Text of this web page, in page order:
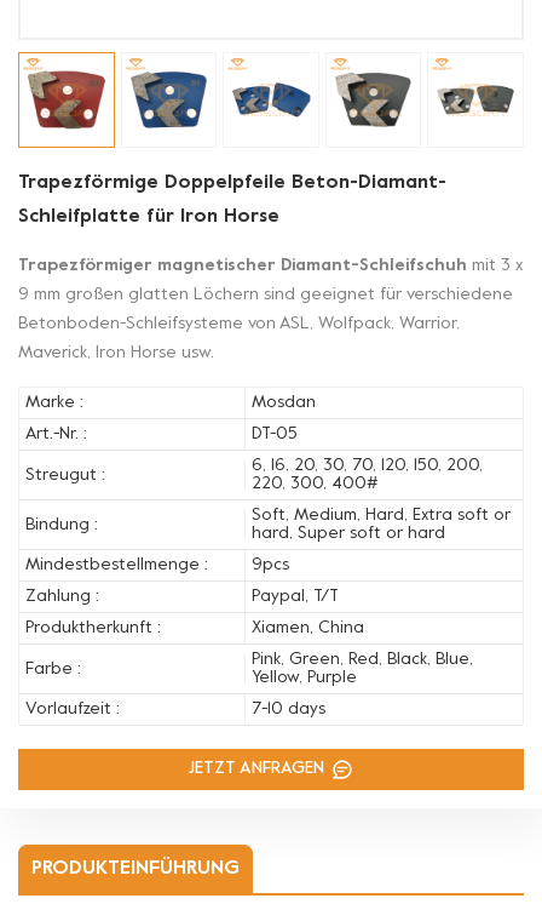
Trapezförmige Doppelpfeile Beton-Diamant-
Schleifplatte für Iron Horse
Trapezförmiger magnetischer Diamant-Schleifschuh mit 3 x
9 mm großen glatten Löchern sind geeignet für verschiedene
Betonboden-Schleifsysteme von ASL, Wolfpack, Warrior,
Maverick, Iron Horse usw.
Marke :
Mosdan
Art.-Nr. :
DT-05
Streugut :
6, 16, 20, 30, 70, 120, 150, 200,
220, 300, 400#
Bindung :
Soft, Medium, Hard, Extra soft or
hard, Super soft or hard
Mindestbestellmenge :
9pcs
Zahlung :
Paypal, T/T
Produktherkunft :
Xiamen, China
Farbe :
Pink, Green, Red, Black, Blue,
Yellow, Purple
Vorlaufzeit :
7-10 days
JETZT ANFRAGEN
PRODUKTEINFÜHRUNG